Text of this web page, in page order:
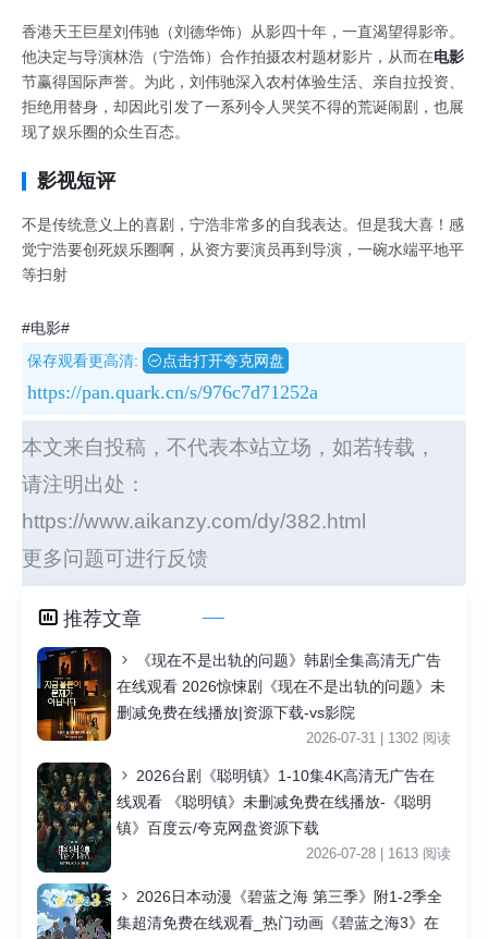
香港天王巨星刘伟驰（刘德华饰）从影四十年，一直渴望得影帝。
他决定与导演林浩（宁浩饰）合作拍摄农村题材影片，从而在电影
节赢得国际声誉。为此，刘伟驰深入农村体验生活、亲自拉投资、
拒绝用替身，却因此引发了一系列令人哭笑不得的荒诞闹剧，也展
现了娱乐圈的众生百态。
影视短评
不是传统意义上的喜剧，宁浩非常多的自我表达。但是我大喜！感
觉宁浩要创死娱乐圈啊，从资方要演员再到导演，一碗水端平地平
等扫射
#电影#
保存观看更高清:
点击打开夸克网盘
https://pan.quark.cn/s/976c7d71252a
本文来自投稿，不代表本站立场，如若转载，
请注明出处：
https://www.aikanzy.com/dy/382.html
更多问题可进行反馈
推荐文章
《现在不是出轨的问题》韩剧全集高清无广告
在线观看 2026惊悚剧《现在不是出轨的问题》未
删减免费在线播放|资源下载-vs影院
2026-07-31 | 1302 阅读
2026台剧《聪明镇》1-10集4K高清无广告在
线观看 《聪明镇》未删减免费在线播放-《聪明
镇》百度云/夸克网盘资源下载
2026-07-28 | 1613 阅读
2026日本动漫《碧蓝之海 第三季》附1-2季全
集超清免费在线观看_热门动画《碧蓝之海3》在